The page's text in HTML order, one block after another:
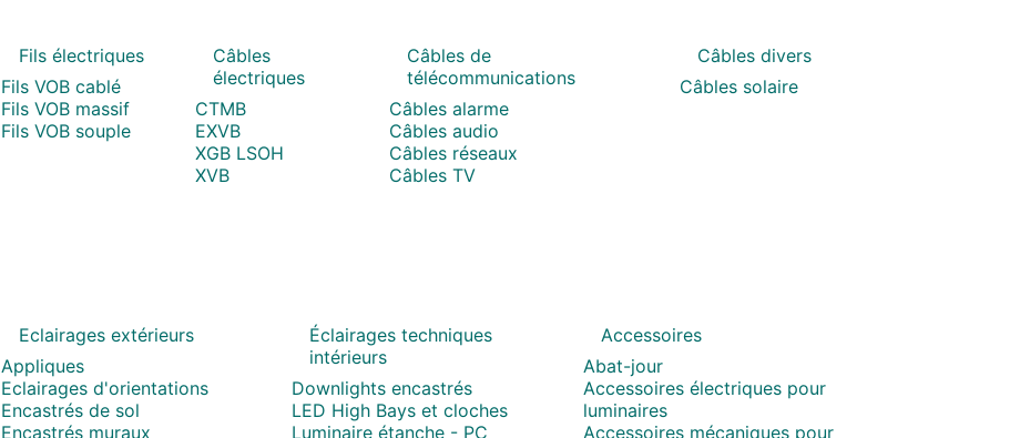
Fils électriques
Fils VOB cablé
Fils VOB massif
Fils VOB souple
Câbles
électriques
CTMB
EXVB
XGB LSOH
XVB
Câbles de
télécommunications
Câbles alarme
Câbles audio
Câbles réseaux
Câbles TV
Câbles divers
Câbles solaire
Eclairages extérieurs
Appliques
Eclairages d'orientations
Encastrés de sol
Encastrés muraux
Éclairages techniques
intérieurs
Downlights encastrés
LED High Bays et cloches
Luminaire étanche - PC
Accessoires
Abat-jour
Accessoires électriques pour
luminaires
Accessoires mécaniques pour